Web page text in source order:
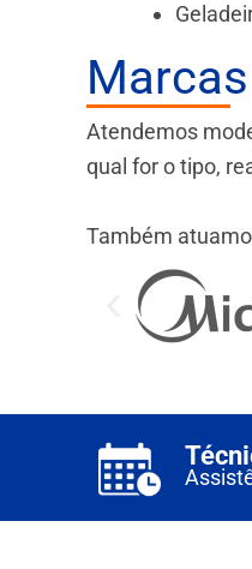
Atendemos
qual for o tipo,
Também